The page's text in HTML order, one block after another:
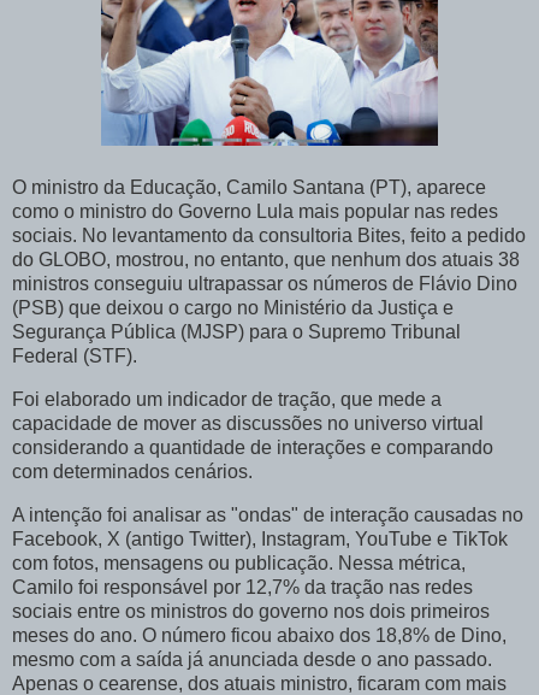
O ministro da Educação, Camilo Santana (PT), aparece
como o ministro do Governo Lula mais popular nas redes
sociais. No levantamento da consultoria Bites, feito a pedido
do GLOBO, mostrou, no entanto, que nenhum dos atuais 38
ministros conseguiu ultrapassar os números de Flávio Dino
(PSB) que deixou o cargo no Ministério da Justiça e
Segurança Pública (MJSP) para o Supremo Tribunal
Federal (STF).
Foi elaborado um indicador de tração, que mede a
capacidade de mover as discussões no universo virtual
considerando a quantidade de interações e comparando
com determinados cenários.
A intenção foi analisar as "ondas" de interação causadas no
Facebook, X (antigo Twitter), Instagram, YouTube e TikTok
com fotos, mensagens ou publicação. Nessa métrica,
Camilo foi responsável por 12,7% da tração nas redes
sociais entre os ministros do governo nos dois primeiros
meses do ano. O número ficou abaixo dos 18,8% de Dino,
mesmo com a saída já anunciada desde o ano passado.
Apenas o cearense, dos atuais ministro, ficaram com mais